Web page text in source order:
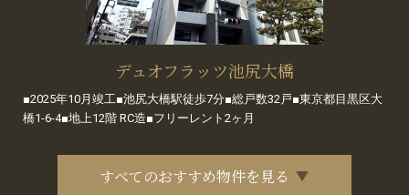
デュオフラッツ池尻大橋
■2025年10月竣工■池尻大橋駅徒歩7分■総戸数32戸■東京都目黒区大
橋1-6-4■地上12階 RC造■フリーレント2ヶ月
すべてのおすすめ物件を見る